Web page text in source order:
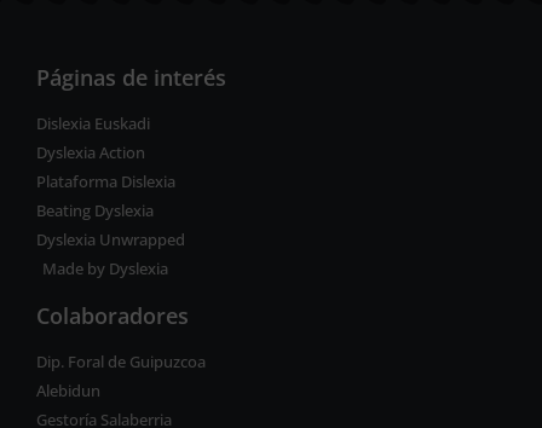
Páginas de interés
Dislexia Euskadi
Dyslexia Action
Plataforma Dislexia
Beating Dyslexia
Dyslexia Unwrapped
Made by Dyslexia
Colaboradores
Dip. Foral de Guipuzcoa
Alebidun
Gestoría Salaberria